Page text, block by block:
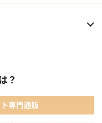
？
専門通販